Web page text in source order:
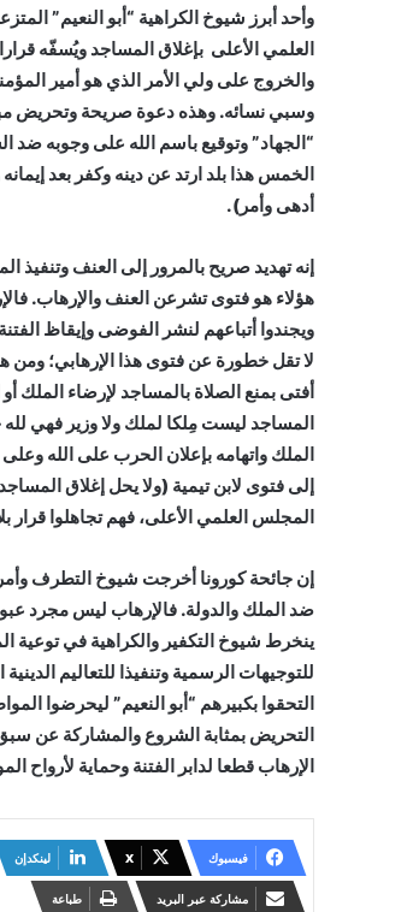
وأحد أبرز شيوخ الكراهية “أبو النعيم”
العلمي الأعلى بإغلاق المساجد ويُسفّه
والخروج على ولي الأمر الذي هو أمير
وسبي نسائه. وهذه دعوة صريحة وتحريض
“الجهاد” وتوقيع باسم الله على وجوبه
الخمس هذا بلد ارتد عن دينه وكفر بعد
أدهى وأمر).
إنه تهديد صريح بالمرور إلى العنف وتنفيذ
هؤلاء هو فتوى تشرعن العنف والإرهاب.
ويجندوا أتباعهم لنشر الفوضى وإيقاظ
أفتى بمنع الصلاة بالمساجد لإرضاء
المساجد ليست مِلكا لملك ولا وزير فهي
الملك واتهامه بإعلان الحرب على الله
إلى فتوى لابن تيمية (ولا يحل إغلاق
المجلس العلمي الأعلى، فهم تجاهلوا
إن جائحة كورونا أخرجت شيوخ التطرف
ضد الملك والدولة. فالإرهاب ليس مجرد
ينخرط شيوخ التكفير والكراهية في توعية
للتوجيهات الرسمية وتنفيذا للتعاليم
التحقوا بكبيرهم “أبو النعيم” ليحرضوا
التحريض بمثابة الشروع والمشاركة عن
الإرهاب قطعا لدابر الفتنة وحماية لأرواح
فيسبوك X لينكدإن
مشاركة عبر البريد طباعة